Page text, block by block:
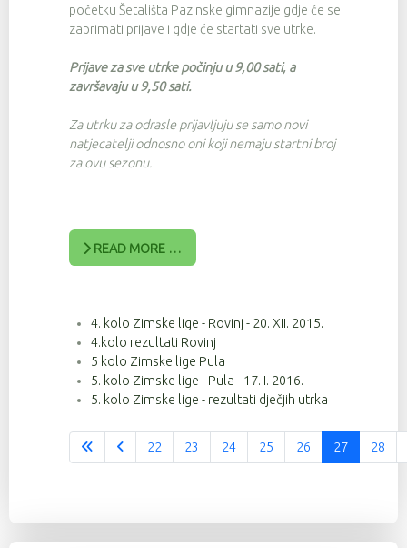
početku Šetališta Pazinske gimnazije gdje će se
zaprimati prijave i gdje će startati sve utrke.
Prijave za sve utrke počinju u 9,00 sati, a
završavaju u 9,50 sati.
Za utrku za odrasle prijavljuju se samo novi
natjecatelji odnosno oni koji nemaju startni broj
za ovu sezonu.
READ MORE …
4. kolo Zimske lige - Rovinj - 20. XII. 2015.
4.kolo rezultati Rovinj
5 kolo Zimske lige Pula
5. kolo Zimske lige - Pula - 17. I. 2016.
5. kolo Zimske lige - rezultati dječjih utrka
Stranica 27 od 37
22 23 24 25 26 27 28